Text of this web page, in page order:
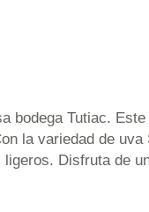
bodega Tutiac.
la variedad de uva
Disfruta de